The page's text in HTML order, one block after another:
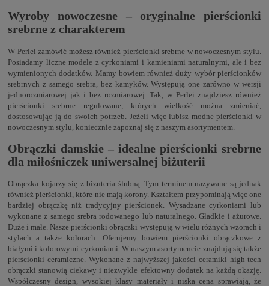
Wyroby nowoczesne – oryginalne pierścionki
srebrne z charakterem
W Perlei zamówić możesz również pierścionki srebrne w nowoczesnym stylu.
Posiadamy liczne modele z cyrkoniami i kamieniami naturalnymi, ale i bez
wymienionych dodatków. Mamy bowiem również duży wybór pierścionków
srebrnych z samego srebra, bez kamyków. Występują one zarówno w wersji
jednorozmiarowej jak i bez rozmiarowej. Tak, w Perlei znajdziesz również
pierścionki srebrne regulowane, których wielkość można zmieniać,
dostosowując ją do swoich potrzeb. Jeżeli więc lubisz modne pierścionki w
nowoczesnym stylu, koniecznie zapoznaj się z naszym asortymentem.
Obrączki damskie – idealne pierścionki srebrne
dla miłośniczek uniwersalnej biżuterii
Obrączka kojarzy się z bizuteria ślubną. Tym terminem nazywane są jednak
również pierścionki, które nie mają korony. Kształtem przypominają więc one
bardziej obrączkę niż tradycyjny pierścionek. Wysadzane cyrkoniami lub
wykonane z samego srebra rodowanego lub naturalnego. Gładkie i ażurowe.
Duże i małe. Nasze pierścionki obrączki występują w wielu różnych wzorach i
stylach a także kolorach. Oferujemy bowiem pierścionki obrączkowe z
białymi i kolorowymi cyrkoniami. W naszym asortymencie znajdują się także
pierścionki ceramiczne. Wykonane z najwyższej jakości ceramiki high-tech
obrączki stanowią ciekawy i niezwykle efektowny dodatek na każdą okazję.
Współczesny design, wysokiej klasy materiały i niska cena sprawiają, że